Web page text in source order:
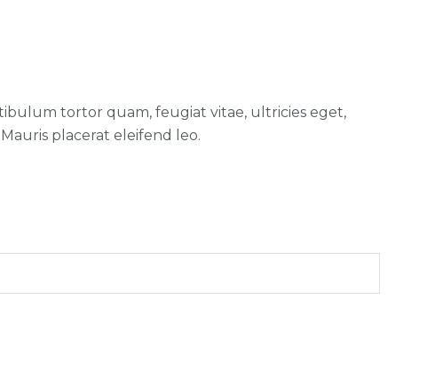
tortor quam, feugiat vitae, ultricies eget,
placerat eleifend leo.